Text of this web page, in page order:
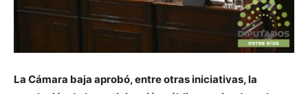
La Cámara baja aprobó, entre otras iniciativas, la